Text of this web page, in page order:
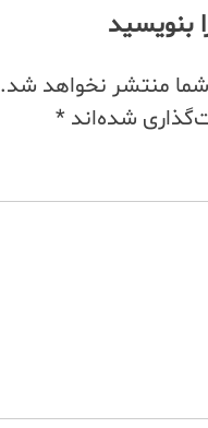
بنویسید
منتشر نخواهد شد.
شده‌اند *